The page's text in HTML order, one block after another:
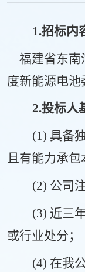
1 .招标内
福建省东南
度新能源电池
2.投标人
(1) 具备
且有能力承包
(2) 公司
(3) 近三
或行业处分；
(4) 在我